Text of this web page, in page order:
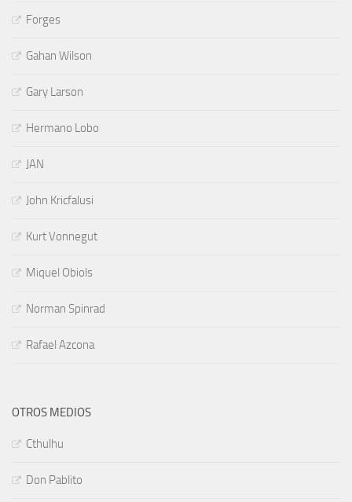
Forges
Gahan Wilson
Gary Larson
Hermano Lobo
JAN
John Kricfalusi
Kurt Vonnegut
Miquel Obiols
Norman Spinrad
Rafael Azcona
OTROS MEDIOS
Cthulhu
Don Pablito